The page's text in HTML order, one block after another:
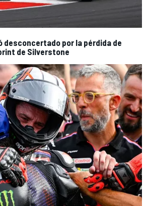
desconcertado por la pérdida de
de Silverstone